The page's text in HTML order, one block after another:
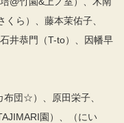
ら）、藤本茉佑子、
井恭門（T-to）、因幡早
団☆）、原田栄子、
園）、（にい